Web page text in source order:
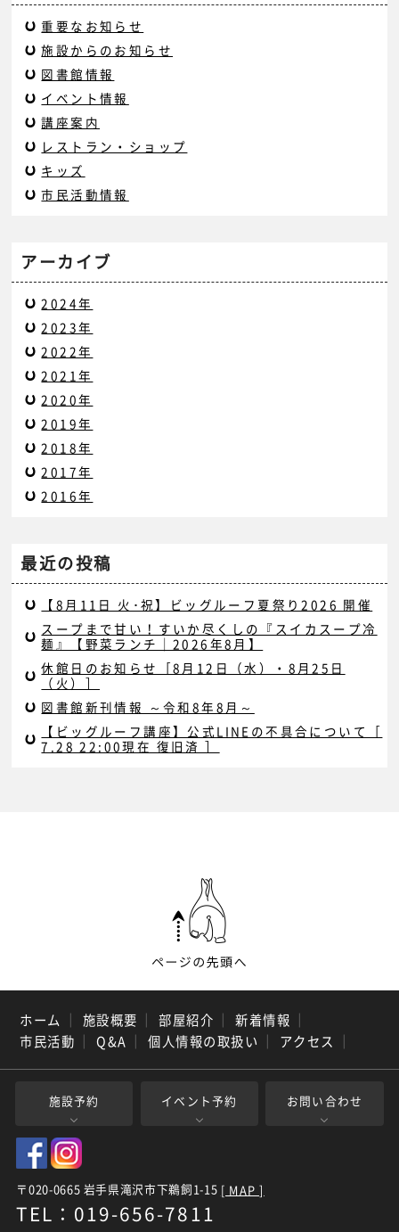
重要なお知らせ
施設からのお知らせ
図書館情報
イベント情報
講座案内
レストラン・ショップ
キッズ
市民活動情報
アーカイブ
2024年
2023年
2022年
2021年
2020年
2019年
2018年
2017年
2016年
最近の投稿
【8月11日 火･祝】ビッグルーフ夏祭り2026 開催
スープまで甘い！すいか尽くしの『スイカスープ冷
麺』【野菜ランチ｜2026年8月】
休館日のお知らせ［8月12日（水）・8月25日
（火）］
図書館新刊情報 ～令和8年8月～
【ビッグルーフ講座】公式LINEの不具合について［
7.28 22:00現在 復旧済 ］
ホーム ｜ 施設概要 ｜ 部屋紹介 ｜ 新着情報 ｜
市民活動 ｜ Q&A ｜ 個人情報の取扱い ｜ アクセス ｜
施設予約 イベント予約 お問い合わせ
〒020-0665 岩手県滝沢市下鵜飼1-15 [ MAP ]
TEL：019-656-7811